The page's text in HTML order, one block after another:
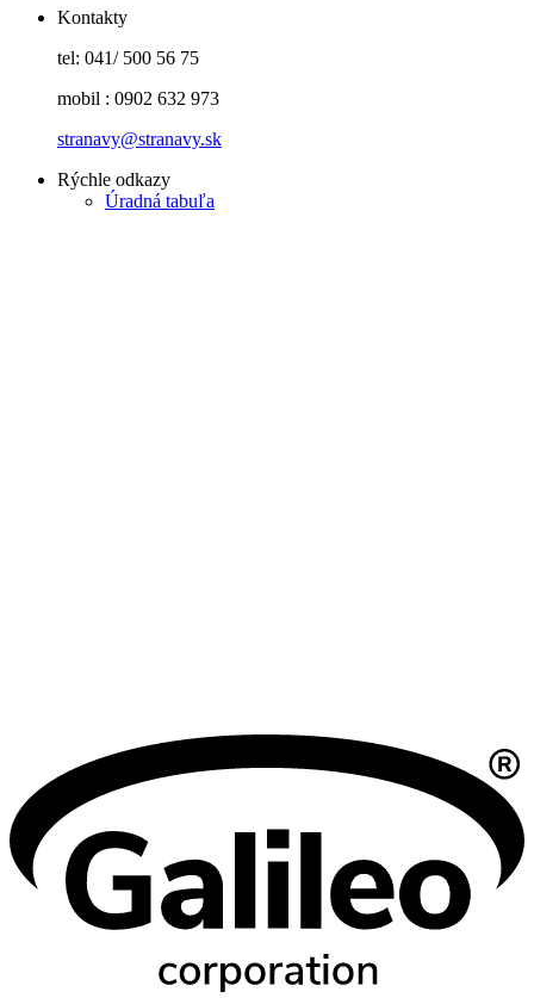
Kontakty
tel: 041/ 500 56 75
mobil : 0902 632 973
stranavy@stranavy.sk
Rýchle odkazy
Úradná tabuľa